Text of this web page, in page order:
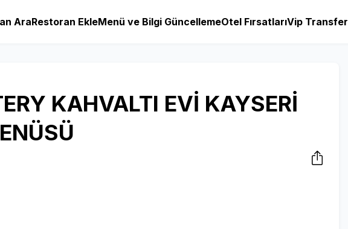
AraRestoran EkleMenü ve Bilgi GüncellemeOtel FırsatlarıVip Transfer
KAHVALTI EVİ KAYSERİ